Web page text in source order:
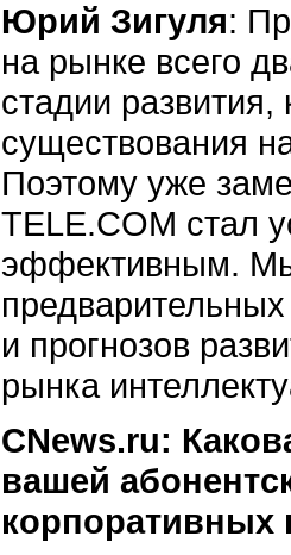
Юрий Зигуля:
на рынке всего
стадии
существования
Поэтому уже
TELE.COM стал
эффективным.
и прогнозов
рынка
CNews.ru:
вашей
корпоративных